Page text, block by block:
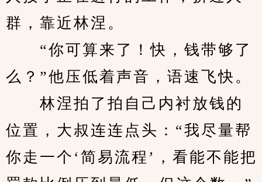
群，靠近林涅。
“你可算来了！快，钱带够了
么？”他压低着声音，语速飞快。
林涅拍了拍自己内衬放钱的
位置，大叔连连点头：“我尽量帮
你走一个‘简易流程’，看能不能把